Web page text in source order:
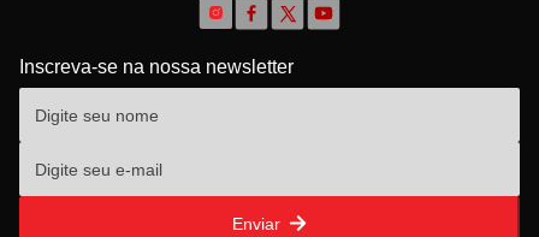
Inscreva-se na nossa newsletter
Enviar